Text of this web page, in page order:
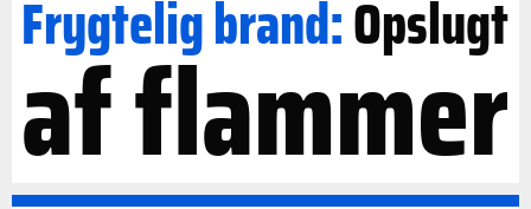
Frygtelig brand:Opslugt
af flammer